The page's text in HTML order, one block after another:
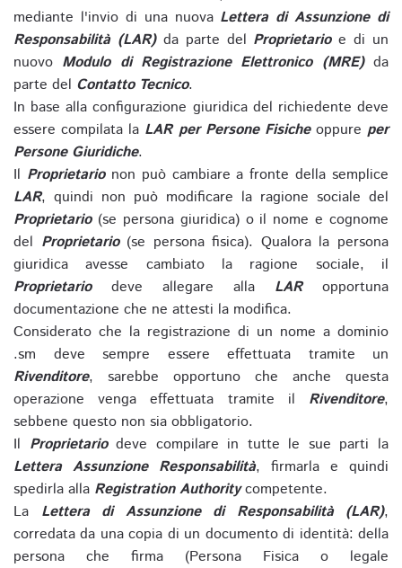
mediante l'invio di una nuova Lettera di Assunzione di
Responsabilità (LAR)da parte del Proprietarioe di un
nuovo Modulo di Registrazione Elettronico (MRE)da
parte del Contatto Tecnico.
In base alla configurazione giuridica del richiedente deve
essere compilata la LAR per Persone Fisicheoppure per
Persone Giuridiche.
Il Proprietarionon può cambiare a fronte della semplice
LAR, quindi non può modificare la ragione sociale del
Proprietario(se persona giuridica) o il nome e cognome
del Proprietario(se persona fisica). Qualora la persona
giuridica avesse cambiato la ragione sociale, il
Proprietariodeve allegare alla LARopportuna
documentazione che ne attesti la modifica.
Considerato che la registrazione di un nome a dominio
.sm deve sempre essere effettuata tramite un
Rivenditore, sarebbe opportuno che anche questa
operazione venga effettuata tramite il Rivenditore,
sebbene questo non sia obbligatorio.
Il Proprietariodeve compilare in tutte le sue parti la
Lettera Assunzione Responsabilità, firmarla e quindi
spedirla alla Registration Authoritycompetente.
La Lettera di Assunzione di Responsabilità (LAR),
corredata da una copia di un documento di identità: della
persona che firma (Persona Fisica o legale